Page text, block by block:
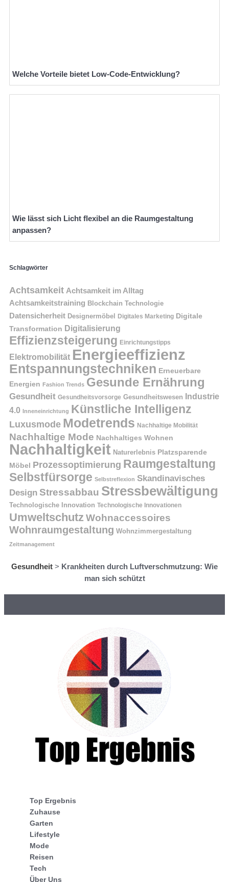
Welche Vorteile bietet Low-Code-Entwicklung?
Wie lässt sich Licht flexibel an die Raumgestaltung
anpassen?
Schlagwörter
Achtsamkeit Achtsamkeit im Alltag
Achtsamkeitstraining Blockchain Technologie
Datensicherheit Designermöbel Digitales Marketing Digitale
Transformation Digitalisierung
Effizienzsteigerung Einrichtungstipps
Elektromobilität Energieeffizienz
Entspannungstechniken Erneuerbare
Energien Fashion Trends Gesunde Ernährung
Gesundheit Gesundheitsvorsorge Gesundheitswesen Industrie
4.0
Inneneinrichtung Künstliche Intelligenz
Luxusmode Modetrends Nachhaltige Mobilität
Nachhaltige Mode Nachhaltiges Wohnen
Nachhaltigkeit Naturerlebnis Platzsparende
Möbel
Prozessoptimierung Raumgestaltung
Selbstfürsorge Selbstreflexion Skandinavisches
Design Stressabbau Stressbewältigung
Technologische Innovation Technologische Innovationen
Umweltschutz Wohnaccessoires
Wohnraumgestaltung Wohnzimmergestaltung
Zeitmanagement
Gesundheit > Krankheiten durch Luftverschmutzung: Wie
man sich schützt
Top Ergebnis
Zuhause
Garten
Lifestyle
Mode
Reisen
Tech
Über Uns